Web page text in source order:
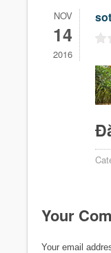
NOV
14
2016
Your
Your email